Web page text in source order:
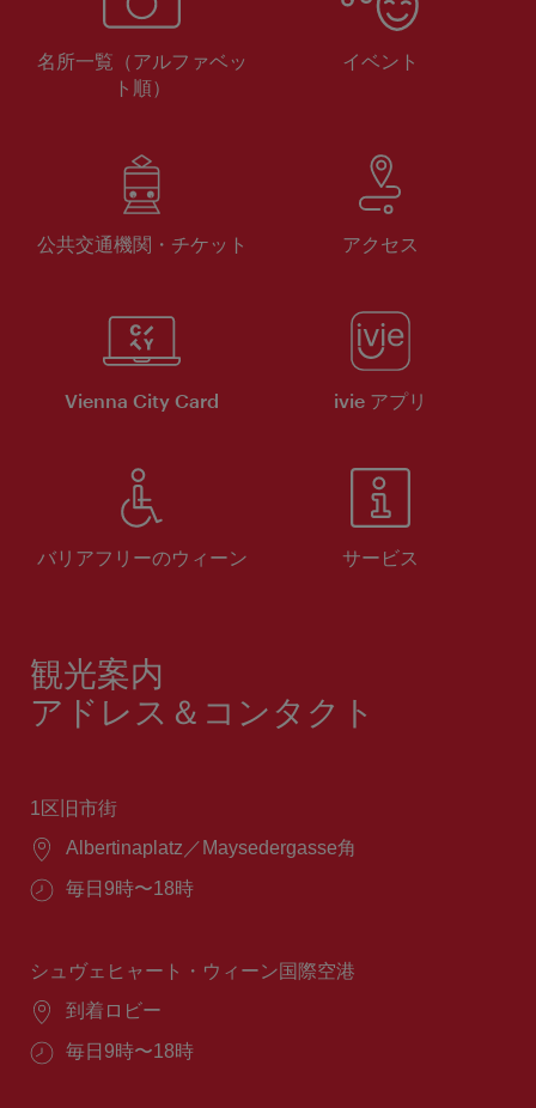
名所一覧（アルファベッ
ト順）
イベント
公共交通機関・チケット アクセス
Vienna City Card ivie アプリ
バリアフリーのウィーン サービス
観光案内
アドレス＆コンタクト
1区旧市街
場
Albertinaplatz／Maysedergasse角
営
間：
毎日9時〜18時
シュヴェヒャート・ウィーン国際空港
場
到着ロビー
営
毎日9時〜18時